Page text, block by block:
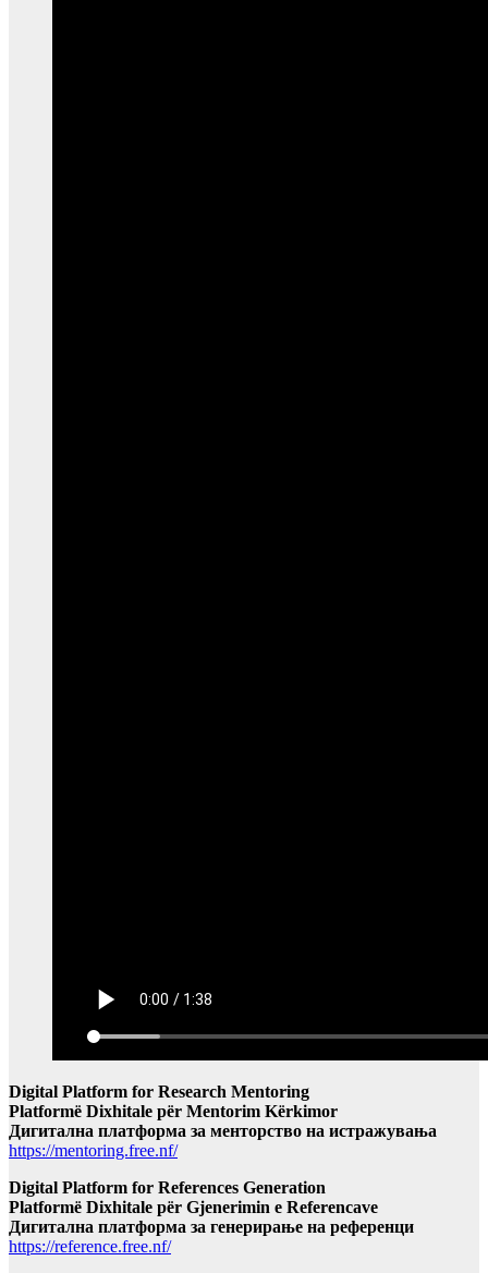
Digital Platform for Research Mentoring
Platformë Dixhitale për Mentorim Kërkimor
Дигитална платформа за менторство на истражувања
https://mentoring.free.nf/
Digital Platform for References Generation
Platformë Dixhitale për Gjenerimin e Referencave
Дигитална платформа за генерирање на референци
https://reference.free.nf/